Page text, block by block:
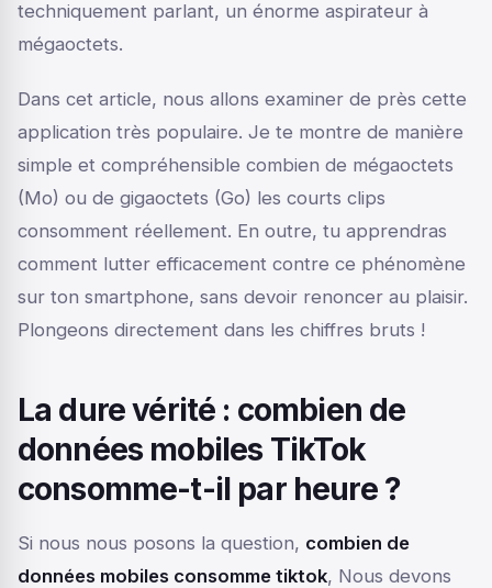
techniquement parlant, un énorme aspirateur à
mégaoctets.
Dans cet article, nous allons examiner de près cette
application très populaire. Je te montre de manière
simple et compréhensible combien de mégaoctets
(Mo) ou de gigaoctets (Go) les courts clips
consomment réellement. En outre, tu apprendras
comment lutter efficacement contre ce phénomène
sur ton smartphone, sans devoir renoncer au plaisir.
Plongeons directement dans les chiffres bruts !
La dure vérité : combien de
données mobiles TikTok
consomme-t-il par heure ?
Si nous nous posons la question, combien de
données mobiles consomme tiktok, Nous devons